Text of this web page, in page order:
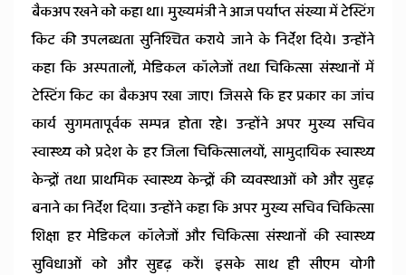
बैकअप रखने को कहा था। मुख्यमंत्री ने आज पर्याप्त संख्या में टेस्टिंग
किट की उपलब्धता सुनिश्चित कराये जाने के निर्देश दिये। उन्होंने
कहा कि अस्पतालों, मेडिकल कॉलेजों तथा चिकित्सा संस्थानों में
टेस्टिंग किट का बैकअप रखा जाए। जिससे कि हर प्रकार का जांच
कार्य सुगमतापूर्वक सम्पन्न होता रहे। उन्होंने अपर मुख्य सचिव
स्वास्थ्य को प्रदेश के हर जिला चिकित्सालयों, सामुदायिक स्वास्थ्य
केन्द्रों तथा प्राथमिक स्वास्थ्य केन्द्रों की व्यवस्थाओं को और सुदृढ़
बनाने का निर्देश दिया। उन्होंने कहा कि अपर मुख्य सचिव चिकित्सा
शिक्षा हर मेडिकल कॉलेजों और चिकित्सा संस्थानों की स्वास्थ्य
सुविधाओं को और सुदृढ़ करें। इसके साथ ही सीएम योगी